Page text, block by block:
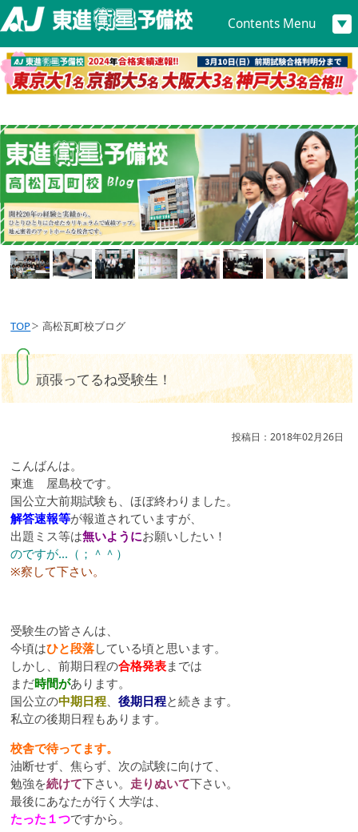
Contents Menu
TOP 高松瓦町校ブログ
頑張ってるね受験生！
投稿日：2018年02月26日
こんばんは。
東進 屋島校です。
国公立大前期試験も、ほぼ終わりました。
解答速報等が報道されていますが、
出題ミス等は無いようにお願いしたい！
のですが…（；＾＾）
※察して下さい。
受験生の皆さんは、
今頃はひと段落している頃と思います。
しかし、前期日程の合格発表までは
まだ時間があります。
国公立の中期日程、後期日程と続きます。
私立の後期日程もあります。
校舎で待ってます。
油断せず、焦らず、次の試験に向けて、
勉強を続けて下さい。 走りぬいて下さい。
最後にあなたが行く大学は、
たった１つですから。